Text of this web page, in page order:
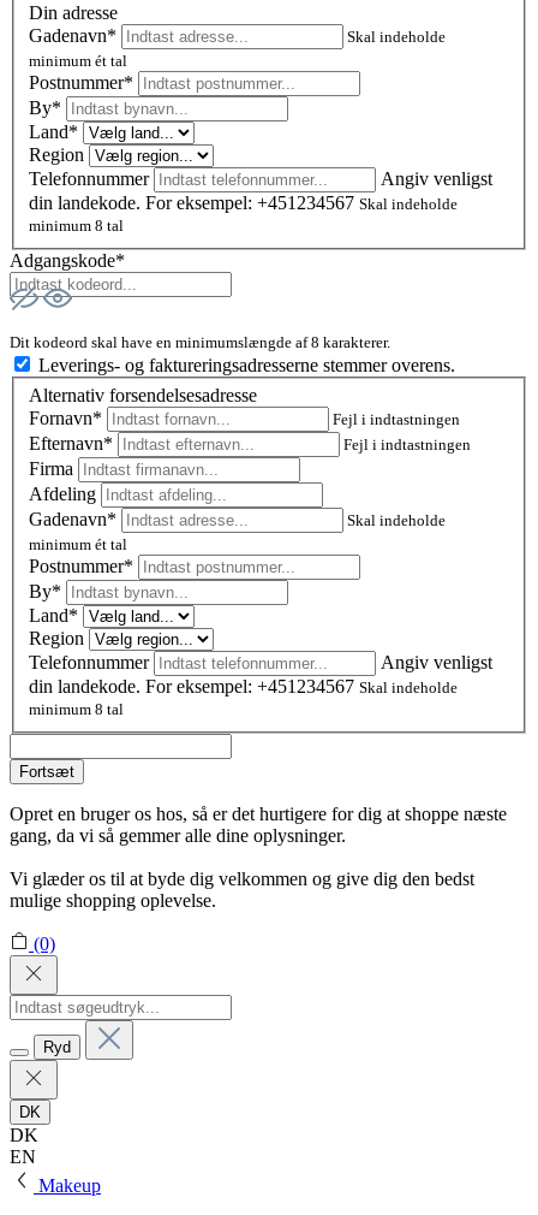
Din adresse
Gadenavn*
Skal indeholde
minimum ét tal
Postnummer*
By*
Land*
Region
Telefonnummer
Angiv venligst
din landekode. For eksempel: +451234567 Skal indeholde
minimum 8 tal
Adgangskode*
Dit kodeord skal have en minimumslængde af 8 karakterer.
Leverings- og faktureringsadresserne stemmer overens.
Alternativ forsendelsesadresse
Fornavn*
Fejl i indtastningen
Efternavn* Fejl i indtastningen
Firma
Afdeling
Gadenavn*
Skal indeholde
minimum ét tal
Postnummer*
By*
Land*
Region
Telefonnummer
Angiv venligst
din landekode. For eksempel: +451234567 Skal indeholde
minimum 8 tal
Fortsæt
Opret en bruger os hos, så er det hurtigere for dig at shoppe næste
gang, da vi så gemmer alle dine oplysninger.
Vi glæder os til at byde dig velkommen og give dig den bedst
mulige shopping oplevelse.
(0)
Ryd
DK
DK
EN
Makeup